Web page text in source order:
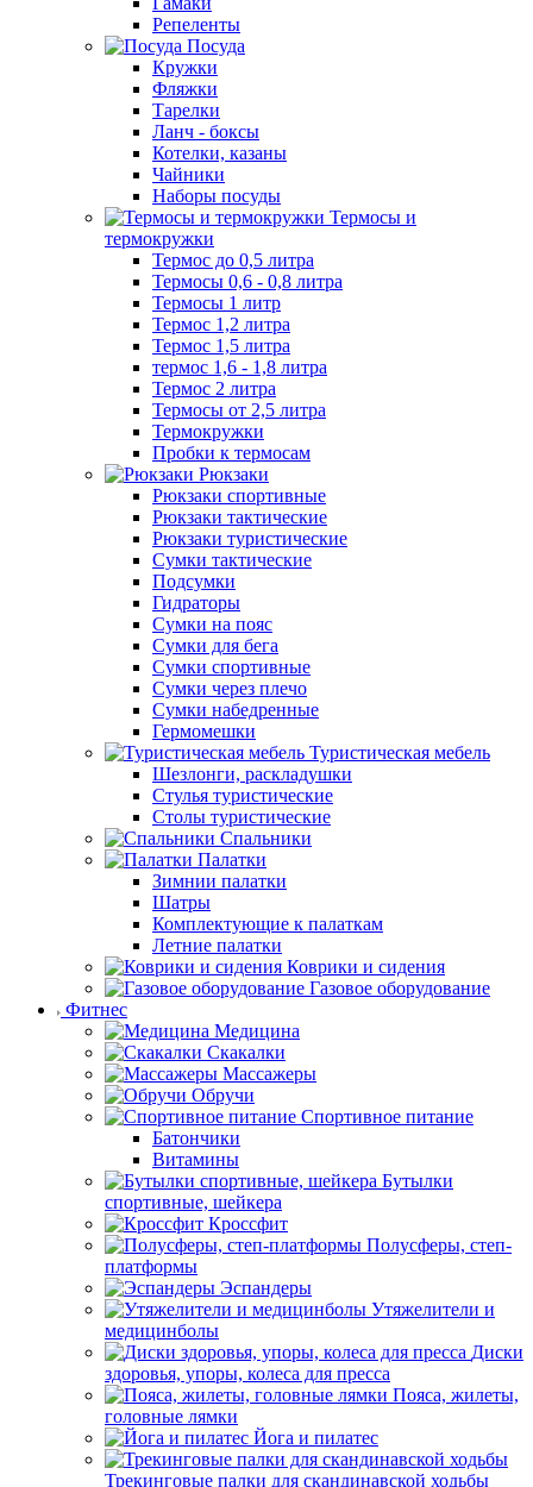
Репеленты
Посуда
Кружки
Фляжки
Тарелки
Ланч - боксы
Котелки, казаны
Чайники
Наборы посуды
Термосы и
термокружки
Термос до 0,5 литра
Термосы 0,6 - 0,8 литра
Термосы 1 литр
Термос 1,2 литра
Термос 1,5 литра
термос 1,6 - 1,8 литра
Термос 2 литра
Термосы от 2,5 литра
Термокружки
Пробки к термосам
Рюкзаки
Рюкзаки спортивные
Рюкзаки тактические
Рюкзаки туристические
Сумки тактические
Подсумки
Гидраторы
Сумки на пояс
Сумки для бега
Сумки спортивные
Сумки через плечо
Сумки набедренные
Гермомешки
Туристическая мебель
Шезлонги, раскладушки
Стулья туристические
Столы туристические
Спальники
Палатки
Зимнии палатки
Шатры
Комплектующие к палаткам
Летние палатки
Коврики и сидения
Газовое оборудование
Фитнес
Медицина
Скакалки
Массажеры
Обручи
Спортивное питание
Батончики
Витамины
Бутылки
спортивные, шейкера
Кроссфит
Полусферы, степ-
платформы
Эспандеры
Утяжелители и
медицинболы
Диски
здоровья, упоры, колеса для пресса
Пояса, жилеты,
головные лямки
Йога и пилатес
Трекинговые палки для скандинавской ходьбы